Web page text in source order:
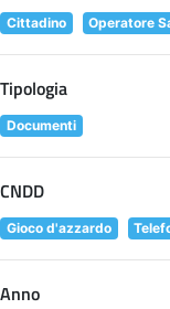
Cittadino Operatore
Tipologia
Documenti
CNDD
Gioco d'azzardo
Anno